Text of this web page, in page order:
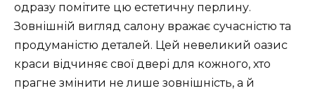
одразу помітите цю естетичну перлину.
Зовнішній вигляд салону вражає сучасністю та
продуманістю деталей. Цей невеликий оазис
краси відчиняє свої двері для кожного, хто
прагне змінити не лише зовнішність, а й